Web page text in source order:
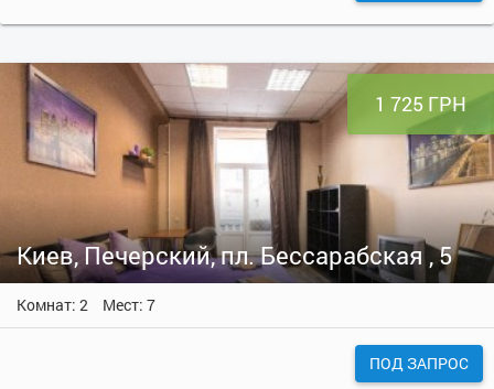
1 725 ГРН
Киев, Печерский, пл. Бессарабская , 5
Комнат: 2 Мест: 7
ПОД ЗАПРОС